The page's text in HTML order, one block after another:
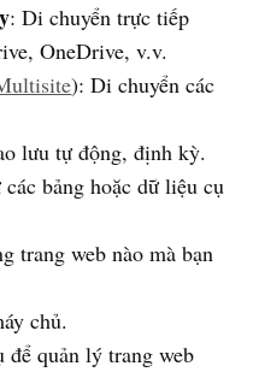
: Di chuyển trực tiếp
OneDrive, v.v.
): Di chuyển các
lưu tự động, định kỳ.
bảng hoặc dữ liệu cụ
trang web nào mà bạn
chủ.
quản lý trang web